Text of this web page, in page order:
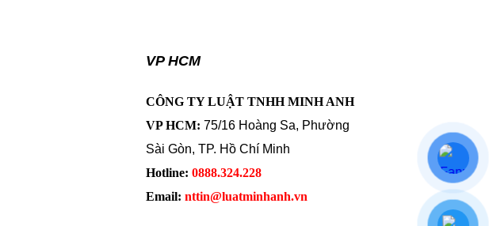
VP HCM
CÔNG TY LUẬT TNHH MINH ANH
VP HCM: 75/16 Hoàng Sa, Phường
Sài Gòn, TP. Hồ Chí Minh
Hotline: 0888.324.228
Email: nttin@luatminhanh.vn